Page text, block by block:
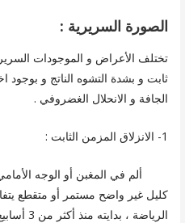
الصورة السريرية :
تختلف الأعراض و الموجودات
ثابت و بشدة التشوه الناتج و
الجافة و الانحلال الغضروفي .
1- الانزلاق المزمن الثابت :
ألم في المغبن أو الوجه الأمامي
كليل غير واضح مستمر أو متقطع
الرياضة ، بدايته منذ أكثر من 3 أسابيع .